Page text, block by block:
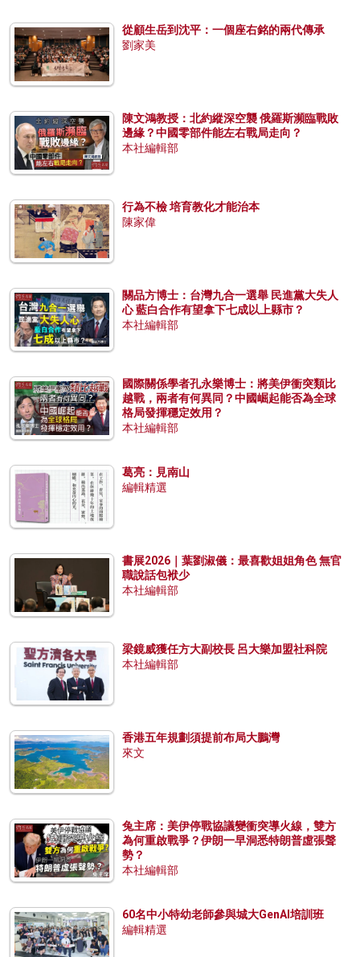
從顧生岳到沈平：一個座右銘的兩代傳承
劉家美
陳文鴻教授：北約縱深空襲 俄羅斯瀕臨戰敗
邊緣？中國零部件能左右戰局走向？
本社編輯部
行為不檢 培育教化才能治本
陳家偉
關品方博士：台灣九合一選舉 民進黨大失人
心 藍白合作有望拿下七成以上縣市？
本社編輯部
國際關係學者孔永樂博士：將美伊衝突類比
越戰，兩者有何異同？中國崛起能否為全球
格局發揮穩定效用？
本社編輯部
葛亮：見南山
編輯精選
書展2026｜葉劉淑儀：最喜歡姐姐角色 無官
職說話包袱少
本社編輯部
梁鏡威獲任方大副校長 呂大樂加盟社科院
本社編輯部
香港五年規劃須提前布局大鵬灣
來文
兔主席：美伊停戰協議變衝突導火線，雙方
為何重啟戰爭？伊朗一早洞悉特朗普虛張聲
勢？
本社編輯部
60名中小特幼老師參與城大GenAI培訓班
編輯精選